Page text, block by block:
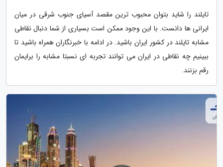
تایلند را شاید بتوان محبوب ترین مقصد آسیای جنوب شرقی در میان
ایرانی ها دانست. با این وجود ممکن است بسیاری از شما دنبال نقاطی
مشابه تایلند در کشور ایران باشید. در ادامه با خبرنگاران همراه باشید تا
ببینیم چه نقاطی در ایران می توانند تجربه ای نسبتا مشابه را برایمان
رقم بزنند.